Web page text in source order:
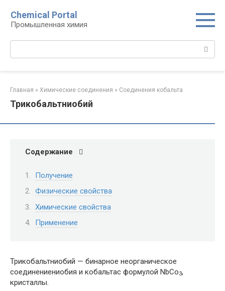
контенту
Chemical Portal
Промышленная химия
Главная » Химические соединения » Соединения кобальта
Трикобальтниобий
Содержание
Получение
Физические свойства
Химические свойства
Применение
Трикобальтниобий — бинарное неорганическое
соединениениобия и кобальтас формулой NbCo3,
кристаллы.